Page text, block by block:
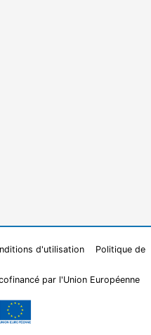
d'utilisation Politique de
par l'Union Européenne